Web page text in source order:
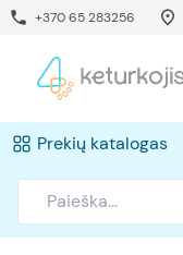
+370 65 283256
Prekių katalogas